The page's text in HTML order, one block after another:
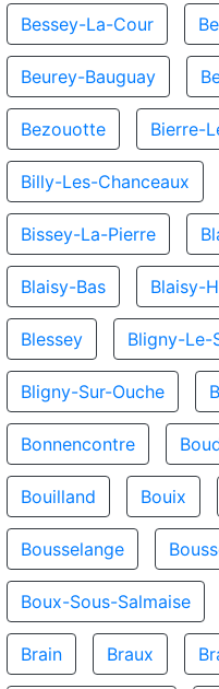
Bessey-La-Cour
Beurey-Bauguay
Bezouotte Bierre-
Billy-Les-Chanceaux
Bissey-La-Pierre
Blaisy-Bas Blaisy-
Blessey Bligny-Le-
Bligny-Sur-Ouche
Bonnencontre
Bouilland Bouix
Bousselange
Boux-Sous-Salmaise
Brain Braux